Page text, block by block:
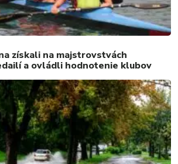
získali na majstrovstvách
a ovládli hodnotenie klubov